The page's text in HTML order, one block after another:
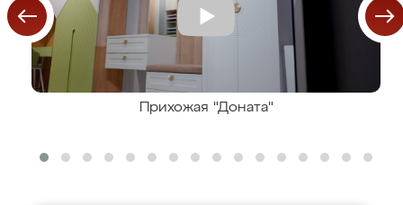
Прихожая "Доната"